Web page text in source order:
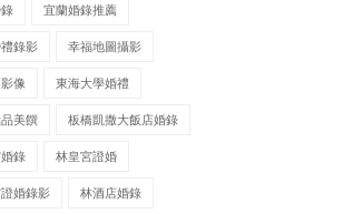
宜蘭婚錄推薦
錄影 幸福地圖攝影
像 東海大學婚禮
美饌 板橋凱撒大飯店婚錄
錄 林皇宮證婚
婚錄影 林酒店婚錄